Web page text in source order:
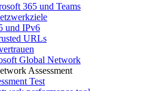
365 und Teams
und IPv6
URLs
Global Network
Assessment
Test